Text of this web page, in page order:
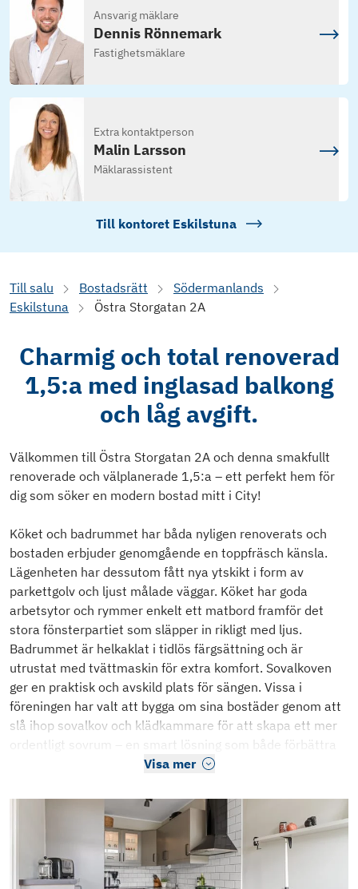
Ansvarig mäklare
Dennis Rönnemark
Fastighetsmäklare
Extra kontaktperson
Malin Larsson
Mäklarassistent
Till kontoret Eskilstuna
Till salu Bostadsrätt
Södermanlands
Eskilstuna
Östra Storgatan 2A
Charmig och total renoverad
1,5:a med inglasad balkong
och låg avgift.
Välkommen till Östra Storgatan 2A och denna smakfullt
renoverade och välplanerade 1,5:a – ett perfekt hem för
dig som söker en modern bostad mitt i City!
Köket och badrummet har båda nyligen renoverats och
bostaden erbjuder genomgående en toppfräsch känsla.
Lägenheten har dessutom fått nya ytskikt i form av
parkettgolv och ljust målade väggar. Köket har goda
arbetsytor och rymmer enkelt ett matbord framför det
stora fönsterpartiet som släpper in rikligt med ljus.
Badrummet är helkaklat i tidlös färgsättning och är
utrustat med tvättmaskin för extra komfort. Sovalkoven
ger en praktisk och avskild plats för sängen. Vissa i
föreningen har valt att bygga om sina bostäder genom att
slå ihop sovalkov och klädkammare för att skapa ett mer
ordentligt sovrum – en smart lösning som både förbättra
Visa mer